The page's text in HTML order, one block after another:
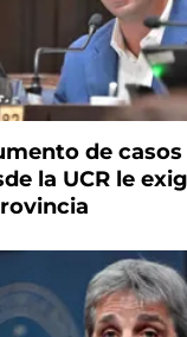
de casos
la UCR le